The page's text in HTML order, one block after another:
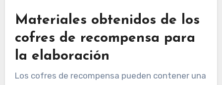
Materiales obtenidos de los
cofres de recompensa para
la elaboración
Los cofres de recompensa pueden contener una